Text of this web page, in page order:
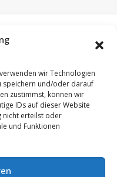
wir Technologien
speichern und/oder darauf
zustimmst, können wir
IDs auf dieser Website
nicht erteilst oder
und Funktionen